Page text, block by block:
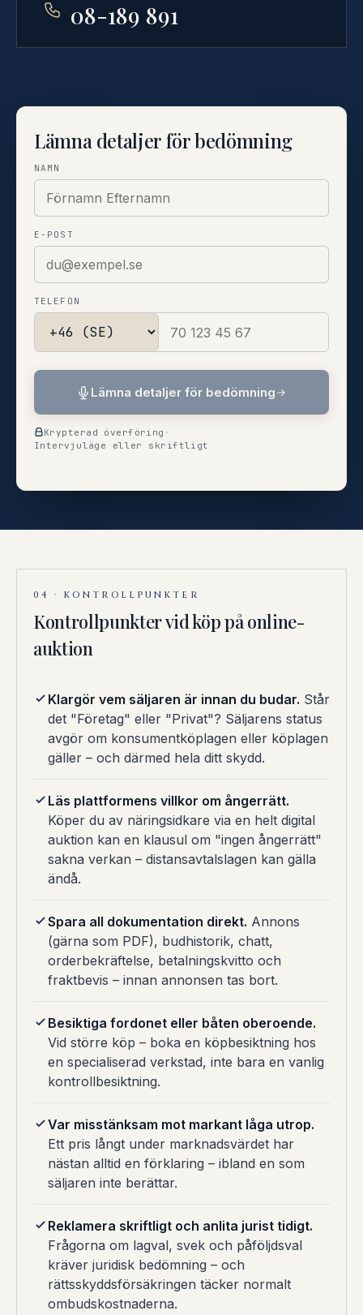
08-189 891
Lämna detaljer för bedömning
NAMN
E-POST
TELEFON
Lämna detaljer för bedömning
Krypterad överföring ·
Intervjuläge eller skriftligt
04 · KONTROLLPUNKTER
Kontrollpunkter vid köp på online-
auktion
Klargör vem säljaren är innan du budar. Står
det "Företag" eller "Privat"? Säljarens status
avgör om konsumentköplagen eller köplagen
gäller – och därmed hela ditt skydd.
Läs plattformens villkor om ångerrätt.
Köper du av näringsidkare via en helt digital
auktion kan en klausul om "ingen ångerrätt"
sakna verkan – distansavtalslagen kan gälla
ändå.
Spara all dokumentation direkt. Annons
(gärna som PDF), budhistorik, chatt,
orderbekräftelse, betalningskvitto och
fraktbevis – innan annonsen tas bort.
Besiktiga fordonet eller båten oberoende.
Vid större köp – boka en köpbesiktning hos
en specialiserad verkstad, inte bara en vanlig
kontrollbesiktning.
Var misstänksam mot markant låga utrop.
Ett pris långt under marknadsvärdet har
nästan alltid en förklaring – ibland en som
säljaren inte berättar.
Reklamera skriftligt och anlita jurist tidigt.
Frågorna om lagval, svek och påföljdsval
kräver juridisk bedömning – och
rättsskyddsförsäkringen täcker normalt
ombudskostnaderna.